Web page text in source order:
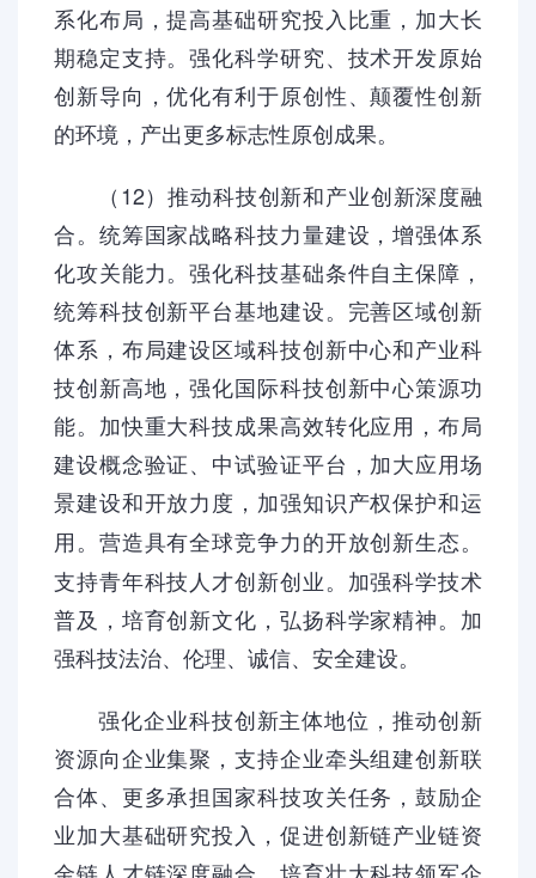
系化布局，提高基础研究投入比重，加大长
期稳定支持。强化科学研究、技术开发原始
创新导向，优化有利于原创性、颠覆性创新
的环境，产出更多标志性原创成果。
（12）推动科技创新和产业创新深度融
合。统筹国家战略科技力量建设，增强体系
化攻关能力。强化科技基础条件自主保障，
统筹科技创新平台基地建设。完善区域创新
体系，布局建设区域科技创新中心和产业科
技创新高地，强化国际科技创新中心策源功
能。加快重大科技成果高效转化应用，布局
建设概念验证、中试验证平台，加大应用场
景建设和开放力度， 加强知识产权保护和运
用。 营造具有全球竞争力的开放创新生态。
支持青年科技人才创新创业。加强科学技术
普及，培育创新文化，弘扬科学家精神。加
强科技法治、伦理、诚信、安全建设。
强化企业科技创新主体地位，推动创新
资源向企业集聚，支持企业牵头组建创新联
合体、更多承担国家科技攻关任务，鼓励企
业加大基础研究投入，促进创新链产业链资
金链人才链深度融合。培育壮大科技领军企